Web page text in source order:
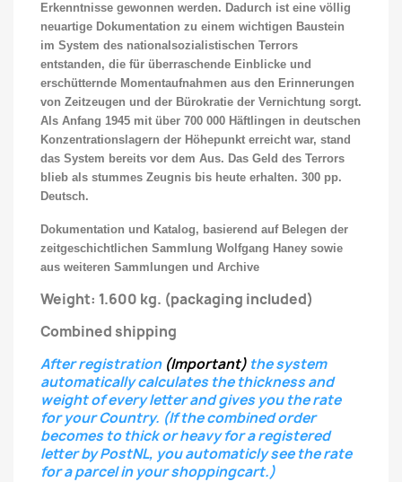
Erkenntnisse gewonnen werden. Dadurch ist eine völlig
neuartige Dokumentation zu einem wichtigen Baustein
im System des nationalsozialistischen Terrors
entstanden, die für überraschende Einblicke und
erschütternde Momentaufnahmen aus den Erinnerungen
von Zeitzeugen und der Bürokratie der Vernichtung sorgt.
Als Anfang 1945 mit über 700 000 Häftlingen in deutschen
Konzentrationslagern der Höhepunkt erreicht war, stand
das System bereits vor dem Aus. Das Geld des Terrors
blieb als stummes Zeugnis bis heute erhalten. 300 pp.
Deutsch.
Dokumentation und Katalog, basierend auf Belegen der
zeitgeschichtlichen Sammlung Wolfgang Haney sowie
aus weiteren Sammlungen und Archive
Weight: 1.600 kg. (packaging included)
Combined shipping
After registration (Important) the system
automatically calculates the thickness and
weight of every letterand gives you the rate
for your Country. (If the combined order
becomes to thick or heavy for a registered
letterby PostNL, you automaticly see the rate
for a parcel in your shoppingcart.)